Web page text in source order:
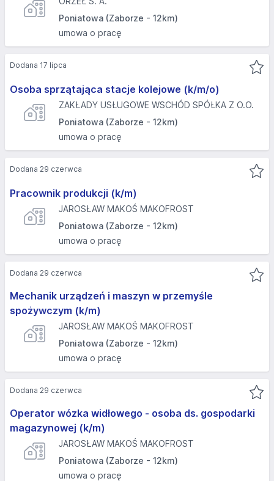
Poniatowa (Zaborze - 12km)
umowa o pracę
Osoba sprzątająca stacje kolejowe (k/m/o)
ZAKŁADY USŁUGOWE WSCHÓD SPÓŁKA Z O.O.
Poniatowa (Zaborze - 12km)
umowa o pracę
Dodana 17 lipca
Pracownik produkcji (k/m)
JAROSŁAW MAKOŚ MAKOFROST
Poniatowa (Zaborze - 12km)
umowa o pracę
Dodana 29 czerwca
Mechanik urządzeń i maszyn w przemyśle
spożywczym (k/m)
JAROSŁAW MAKOŚ MAKOFROST
Poniatowa (Zaborze - 12km)
umowa o pracę
Dodana 29 czerwca
Operator wózka widłowego - osoba ds. gospodarki
magazynowej (k/m)
JAROSŁAW MAKOŚ MAKOFROST
Poniatowa (Zaborze - 12km)
umowa o pracę
Dodana 29 czerwca